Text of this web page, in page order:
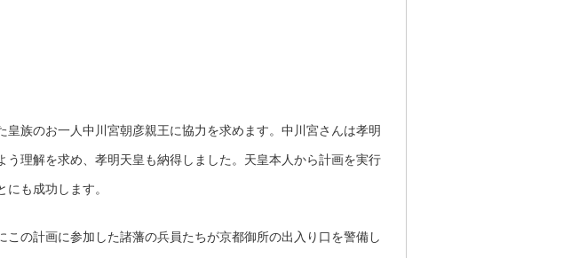
皇族のお一人中川宮朝彦親王に協力を求めます。中川宮さんは孝明
う理解を求め、孝明天皇も納得しました。天皇本人から計画を実行
も成功します。
この計画に参加した諸藩の兵員たちが京都御所の出入り口を警備し